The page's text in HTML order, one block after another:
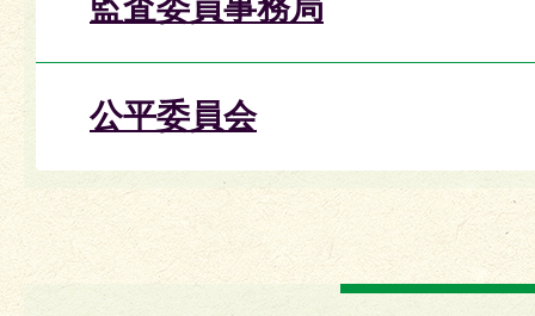
監査委員事務局
公平委員会